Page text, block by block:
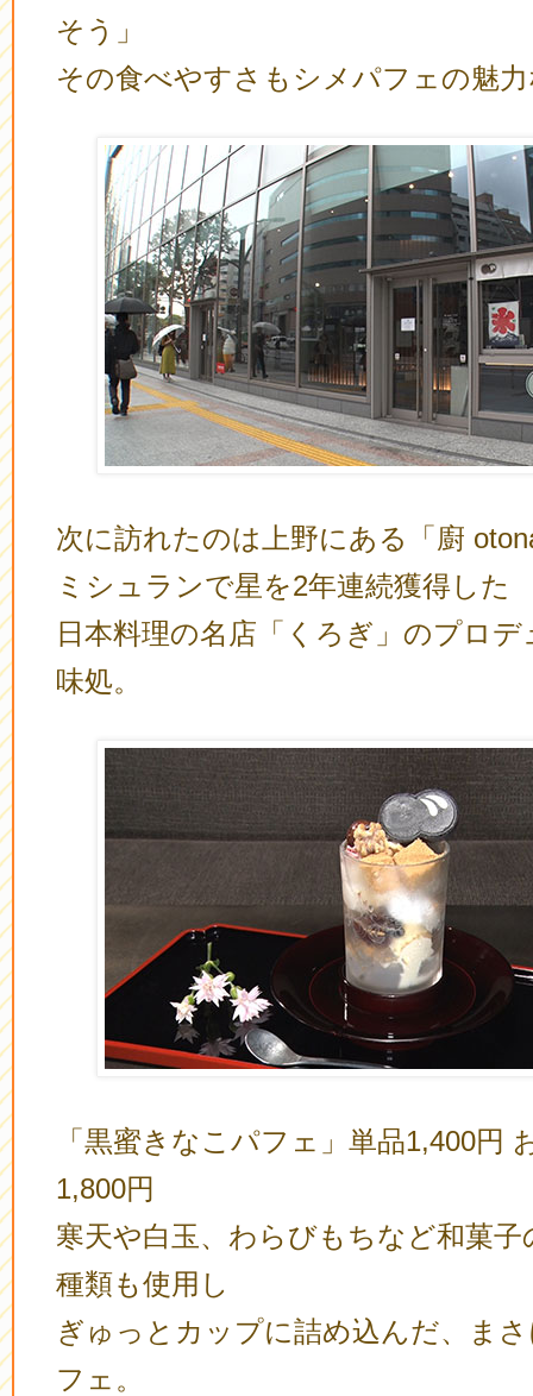
そう」
その食べやすさもシメパフェの魅
次に訪れたのは上野にある「廚
ミシュランで星を2年連続獲得した
日本料理の名店「くろぎ」のプロ
味処。
「黒蜜きなこパフェ」単品1,400円
1,800円
寒天や白玉、わらびもちなど和菓子
種類も使用し
ぎゅっとカップに詰め込んだ、ま
フェ。